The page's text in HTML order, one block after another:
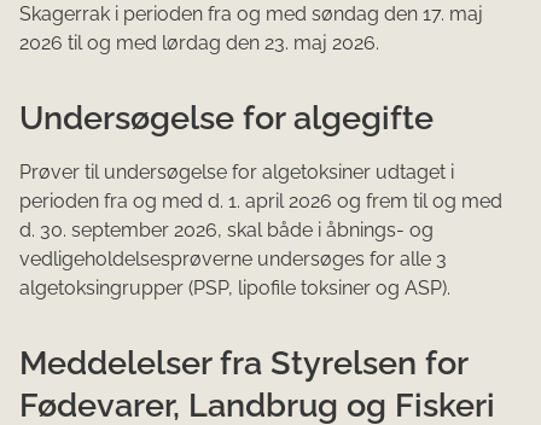
Skagerrak i perioden fra og med søndag den 17. maj
2026 til og med lørdag den 23. maj 2026.
Undersøgelse for algegifte
Prøver til undersøgelse for algetoksiner udtaget i
perioden fra og med d. 1. april 2026 og frem til og med
d. 30. september 2026, skal både i åbnings- og
vedligeholdelsesprøverne undersøges for alle 3
algetoksingrupper (PSP, lipofile toksiner og ASP).
Meddelelser fra Styrelsen for
Fødevarer, Landbrug og Fiskeri